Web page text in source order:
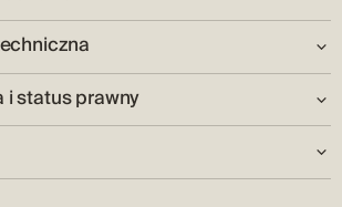
i status prawny